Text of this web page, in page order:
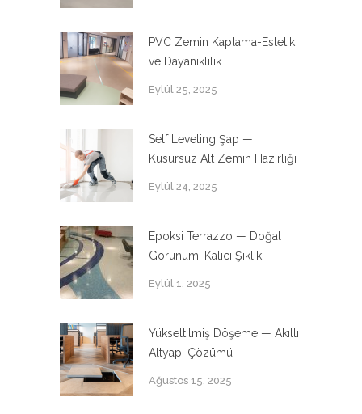
PVC Zemin Kaplama-Estetik
ve Dayanıklılık
Eylül 25, 2025
Self Leveling Şap —
Kusursuz Alt Zemin Hazırlığı
Eylül 24, 2025
Epoksi Terrazzo — Doğal
Görünüm, Kalıcı Şıklık
Eylül 1, 2025
Yükseltilmiş Döşeme — Akıllı
Altyapı Çözümü
Ağustos 15, 2025